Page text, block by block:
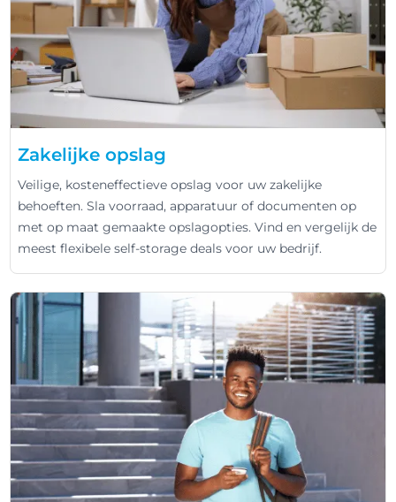
Zakelijke opslag
Veilige, kosteneffectieve opslag voor uw zakelijke
behoeften. Sla voorraad, apparatuur of documenten op
met op maat gemaakte opslagopties. Vind en vergelijk de
meest flexibele self-storage deals voor uw bedrijf.